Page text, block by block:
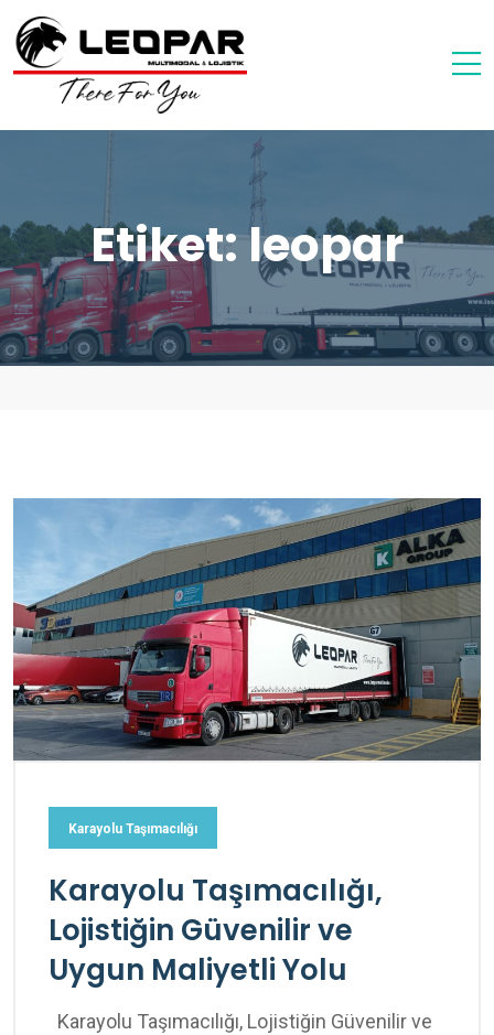
Etiket:leopar
Karayolu Taşımacılığı
Karayolu Taşımacılığı,
Lojistiğin Güvenilir ve
Uygun Maliyetli Yolu
Karayolu Taşımacılığı, Lojistiğin Güvenilir ve